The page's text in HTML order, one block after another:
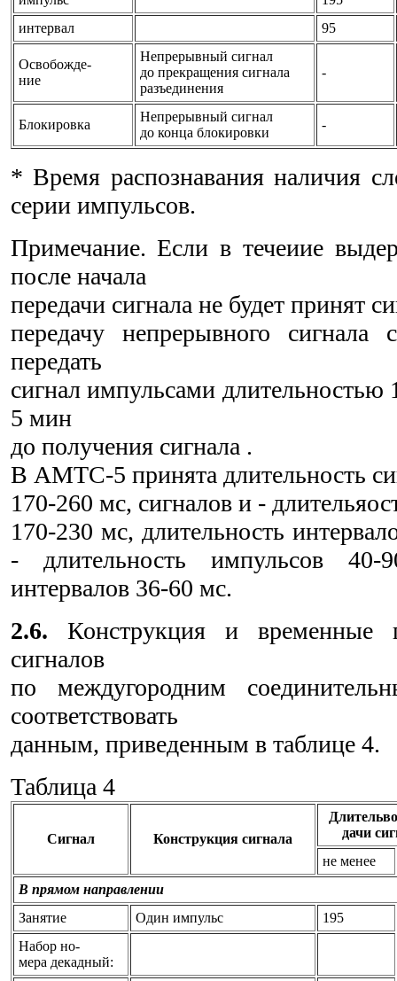
интервал
95
Освобожде-
ние
Непрерывный сигнал
до прекращения сигнала
разъединения
-
Блокировка
Непрерывный сигнал
до конца блокировки
-
* Время распознавания наличия
серии импульсов.
Примечание. Если в течеиие
после начала
передачи сигнала не будет принят
передачу непрерывного сигнала
передать
сигнал импульсами длительностью
5 мин
до получения сигнала .
В АМТС-5 принята длительность
170-260 мс, сигналов и -
170-230 мс, длительность
- длительность импульсов 40-
интервалов 36-60 мс.
2.6. Конструкция и временные
сигналов
по междугородним
соответствовать
данным, приведенным в таблице 4.
Таблица 4
Сигнал Конструкция сигнала
дачи
не менее
В прямом направлении
Занятие
Один импульс
195
Набор но-
мера декадный: